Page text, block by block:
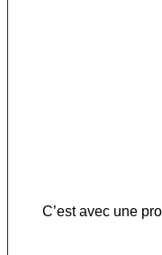
C’est avec une